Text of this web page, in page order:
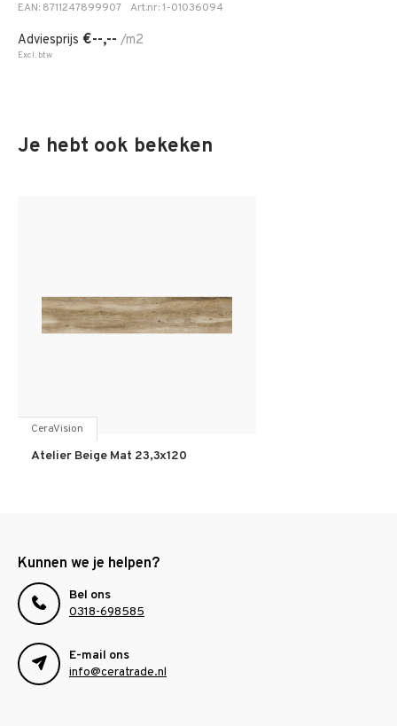
EAN: 8711247899907 Art.nr: 1-01036094
Adviesprijs €--,-- /m2
Excl. btw
Je hebt ook bekeken
CeraVision
Atelier Beige Mat 23,3x120
Kunnen we je helpen?
Bel ons
0318-698585
E-mail ons
info@ceratrade.nl